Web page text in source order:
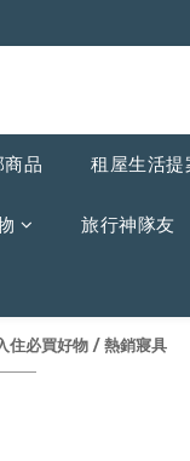
商品 租屋生活
旅行神隊友
住必買好物 /熱銷寢具